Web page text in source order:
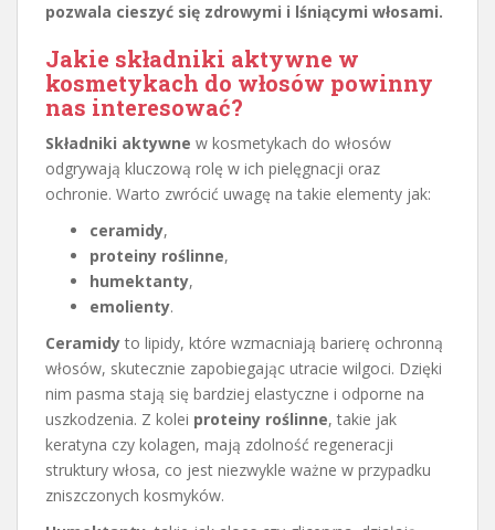
pozwala cieszyć się zdrowymi i lśniącymi włosami.
Jakie składniki aktywne w
kosmetykach do włosów powinny
nas interesować?
Składniki aktywne w kosmetykach do włosów
odgrywają kluczową rolę w ich pielęgnacji oraz
ochronie. Warto zwrócić uwagę na takie elementy jak:
ceramidy,
proteiny roślinne,
humektanty,
emolienty.
Ceramidy to lipidy, które wzmacniają barierę ochronną
włosów, skutecznie zapobiegając utracie wilgoci. Dzięki
nim pasma stają się bardziej elastyczne i odporne na
uszkodzenia. Z kolei proteiny roślinne, takie jak
keratyna czy kolagen, mają zdolność regeneracji
struktury włosa, co jest niezwykle ważne w przypadku
zniszczonych kosmyków.